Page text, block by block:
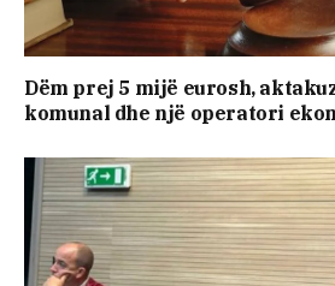
Dëm prej 5 mijë eurosh,
komunal dhe një operatori